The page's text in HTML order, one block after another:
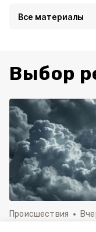
Все материалы
Выбор
Происшествия